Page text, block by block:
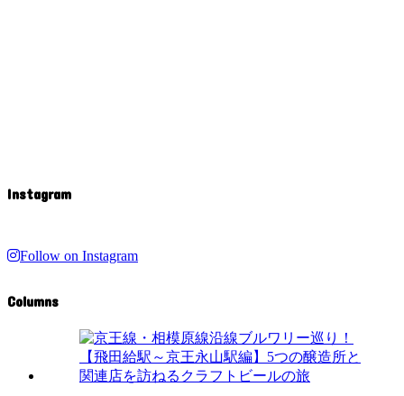
Instagram
Follow on Instagram
Columns